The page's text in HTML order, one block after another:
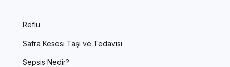
Reflü
Safra Kesesi Taşı ve Tedavisi
Sepsis Nedir?